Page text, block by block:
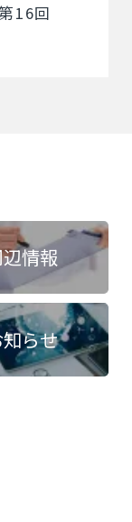
16回
情報
らせ